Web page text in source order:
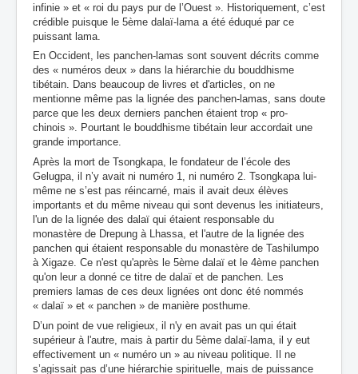
infinie » et « roi du pays pur de l’Ouest ». Historiquement, c’est
crédible puisque le 5ème dalaï-lama a été éduqué par ce
puissant lama.
En Occident, les panchen-lamas sont souvent décrits comme
des « numéros deux » dans la hiérarchie du bouddhisme
tibétain. Dans beaucoup de livres et d'articles, on ne
mentionne même pas la lignée des panchen-lamas, sans doute
parce que les deux derniers panchen étaient trop « pro-
chinois ». Pourtant le bouddhisme tibétain leur accordait une
grande importance.
Après la mort de Tsongkapa, le fondateur de l’école des
Gelugpa, il n’y avait ni numéro 1, ni numéro 2. Tsongkapa lui-
même ne s’est pas réincarné, mais il avait deux élèves
importants et du même niveau qui sont devenus les initiateurs,
l'un de la lignée des dalaï qui étaient responsable du
monastère de Drepung à Lhassa, et l'autre de la lignée des
panchen qui étaient responsable du monastère de Tashilumpo
à Xigaze. Ce n'est qu'après le 5ème dalaï et le 4ème panchen
qu'on leur a donné ce titre de dalaï et de panchen. Les
premiers lamas de ces deux lignées ont donc été nommés
« dalaï » et « panchen » de manière posthume.
D’un point de vue religieux, il n'y en avait pas un qui était
supérieur à l'autre, mais à partir du 5ème dalaï-lama, il y eut
effectivement un « numéro un » au niveau politique. Il ne
s’agissait pas d’une hiérarchie spirituelle, mais de puissance